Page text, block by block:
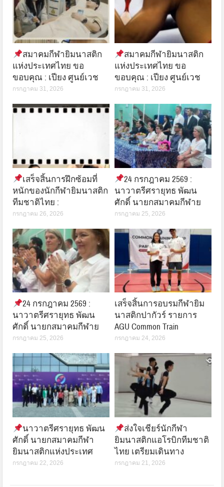
สมาคมกีฬายิมนาสติก
แห่งประเทศไทย ขอ
ขอบคุณ : เปียง ศูนย์เวช
กรกฎาคม 31, 2026
สมาคมกีฬายิมนาสติก
แห่งประเทศไทย ขอ
ขอบคุณ : เปียง ศูนย์เวช
กรกฎาคม 31, 2026
เสร็จสิ้นการฝึกซ้อมที่
หนักของนักกีฬายิมนาสติก
ทีมชาติไทย :
กรกฎาคม 26, 2026
24 กรกฎาคม 2569 :
นาวาตรีศรายุทธ พัฒน
ศักดิ์ นายกสมาคมกีฬาย
กรกฎาคม 25, 2026
24 กรกฎาคม 2569 :
นาวาตรีศรายุทธ พัฒน
ศักดิ์ นายกสมาคมกีฬาย
กรกฎาคม 25, 2026
เสร็จสิ้นการอบรมกีฬายิม
นาสติกปากัวร์ รายการ
AGU Common Train
กรกฎาคม 24, 2026
นาวาตรีศรายุทธ พัฒน
ศักดิ์ นายกสมาคมกีฬา
ยิมนาสติกแห่งประเทศ
กรกฎาคม 22, 2026
ส่งใจเชียร์นักกีฬา
ยิมนาสติกแอโรบิกทีมชาติ
ไทย เตรียมเดินทาง
กรกฎาคม 21, 2026